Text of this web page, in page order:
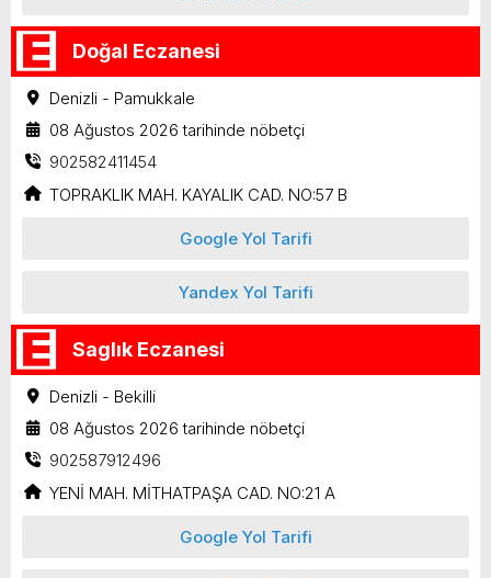
Doğal Eczanesi
Denizli - Pamukkale
08 Ağustos 2026 tarihinde nöbetçi
902582411454
TOPRAKLIK MAH. KAYALIK CAD. NO:57 B
Google Yol Tarifi
Yandex Yol Tarifi
Saglık Eczanesi
Denizli - Bekilli
08 Ağustos 2026 tarihinde nöbetçi
902587912496
YENİ MAH. MİTHATPAŞA CAD. NO:21 A
Google Yol Tarifi